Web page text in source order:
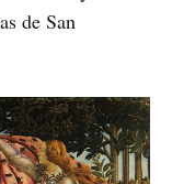
de San